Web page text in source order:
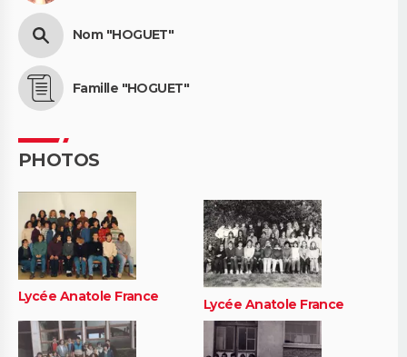
Nom "HOGUET"
Famille "HOGUET"
PHOTOS
Lycée Anatole France Lycée Anatole France